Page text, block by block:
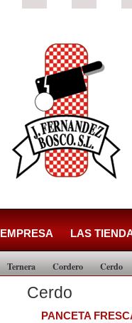
EMPRESA LAS
Ternera Cordero Cerdo
Cerdo
PANCETA